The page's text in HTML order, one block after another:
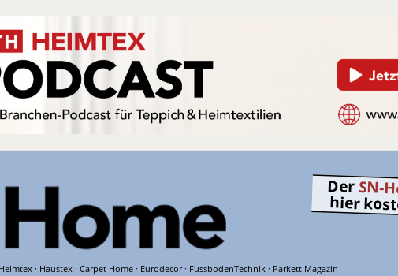
· Haustex · Carpet Home · Eurodecor · FussbodenTechnik · Parkett Magazin
Der SN-
hier